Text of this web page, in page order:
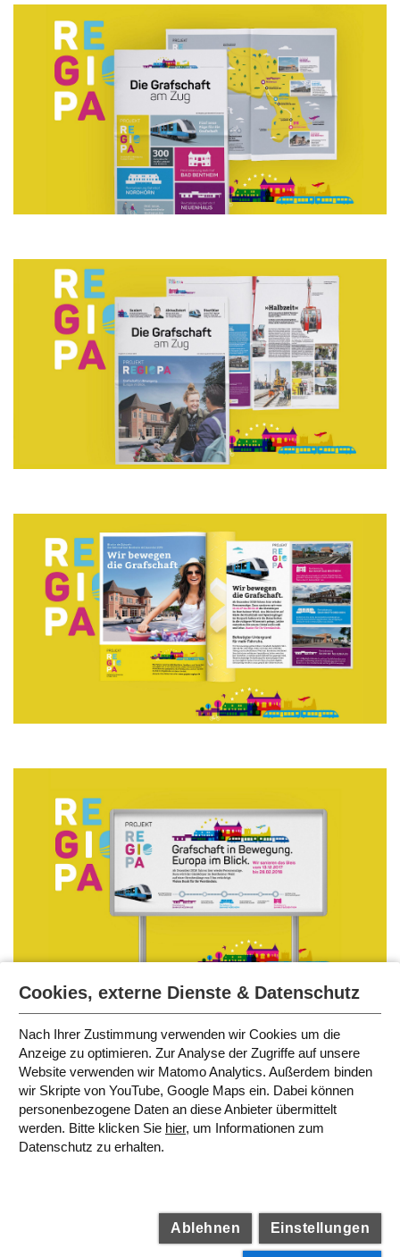
Cookies, externe Dienste & Datenschutz
Nach Ihrer Zustimmung verwenden wir Cookies um die
Anzeige zu optimieren. Zur Analyse der Zugriffe auf unsere
Website verwenden wir Matomo Analytics. Außerdem binden
wir Skripte von YouTube, Google Maps ein. Dabei können
personenbezogene Daten an diese Anbieter übermittelt
werden. Bitte klicken Sie hier, um Informationen zum
Datenschutz zu erhalten.
Ablehnen Einstellungen